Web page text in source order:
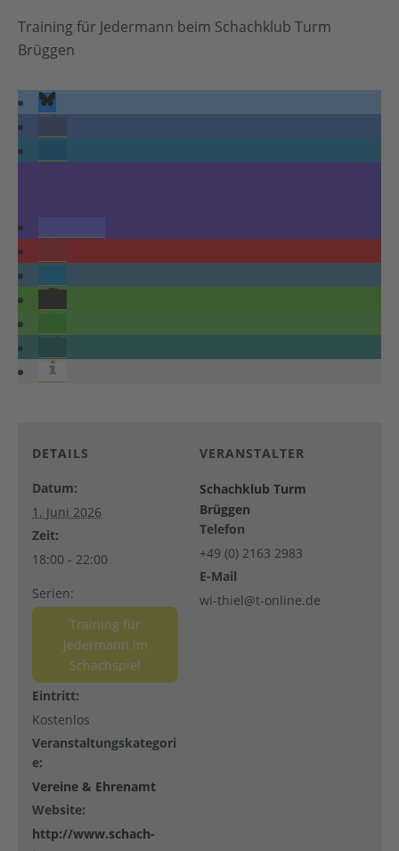
Training für Jedermann beim Schachklub Turm
Brüggen
DETAILS
Datum:
1. Juni 2026
Zeit:
18:00 - 22:00
Serien:
Training für
Jedermann im
Schachspiel
Eintritt:
Kostenlos
Veranstaltungskategori
e:
Vereine & Ehrenamt
Website:
http://www.schach-
VERANSTALTER
Schachklub Turm
Brüggen
Telefon
+49 (0) 2163 2983
E-Mail
wi-thiel@t-online.de